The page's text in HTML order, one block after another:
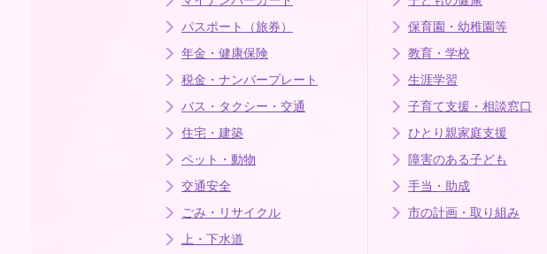
パスポート（旅券）
年金・健康保険
税金・ナンバープレート
バス・タクシー・交通
住宅・建築
ペット・動物
交通安全
ごみ・リサイクル
上・下水道
保育園・幼稚園等
教育・学校
生涯学習
子育て支援・相談窓口
ひとり親家庭支援
障害のある子ども
手当・助成
市の計画・取り組み